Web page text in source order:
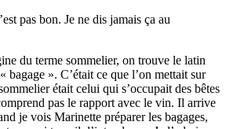
pas bon. Je ne dis jamais ça au
du terme sommelier, on trouve le latin
bagage ». C’était ce que l’on mettait sur
était celui qui s’occupait des bêtes
pas le rapport avec le vin. Il arrive
je vois Marinette préparer les bagages,